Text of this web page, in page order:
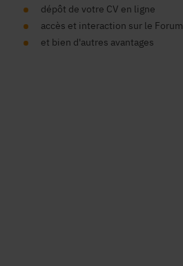
dépôt de votre CV en ligne
accès et interaction sur le Forum
et bien d'autres avantages